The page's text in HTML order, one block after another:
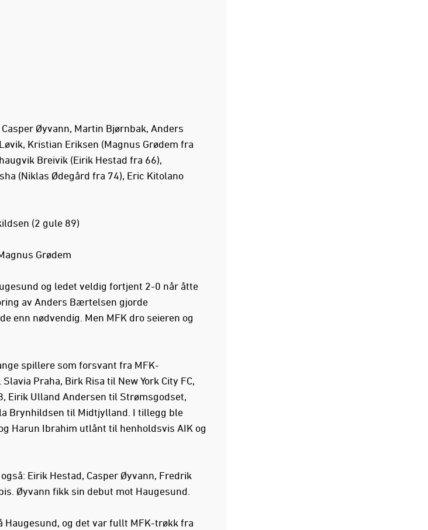
Øyvann, Martin Bjørnbak, Anders
Kristian Eriksen (Magnus Grødem fra
Breivik (Eirik Hestad fra 66),
(Niklas Ødegård fra 74), Eric Kitolano
(2 gule 89)
Grødem
og ledet veldig fortjent 2-0 når åtte
av Anders Bærtelsen gjorde
enn nødvendig. Men MFK dro seieren og
spillere som forsvant fra MFK-
Praha, Birk Risa til New York City FC,
Eirik Ulland Andersen til Strømsgodset,
Brynhildsen til Midtjylland. I tillegg ble
Harun Ibrahim utlånt til henholdsvis AIK og
Eirik Hestad, Casper Øyvann, Fredrik
Øyvann fikk sin debut mot Haugesund.
Haugesund, og det var fullt MFK-trøkk fra